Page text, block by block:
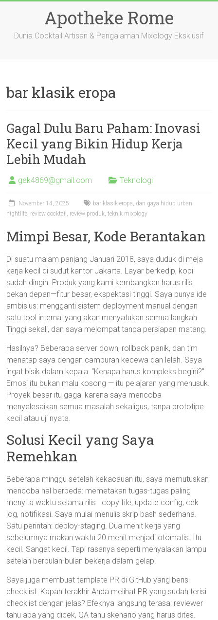
Apotheke Rome
Dunia Cocktail Artisan & Pengalaman Mixology Eksklusif
bar klasik eropa
Gagal Dulu Baru Paham: Inovasi
Kecil yang Bikin Hidup Kerja
Lebih Mudah
gek4869@gmail.com Teknologi
November 14, 2025 bar klasik eropa, dan gaya hidup urban
nightlife, review cocktail , review produk,teknik mixology
Mimpi Besar, Kode Berantakan
Di suatu malam panjang Januari 2018, saya duduk di meja
kerja kecil di sudut kantor Jakarta. Layar berkedip, kopi
sudah dingin. Produk yang kami kembangkan harus rilis
pekan depan—fitur besar, ekspektasi tinggi. Saya punya ide
ambisius: mengganti sistem deployment manual dengan
satu tool internal yang akan menyatukan semua langkah.
Tinggi sekali, dan saya melompat tanpa persiapan matang.
Hasilnya? Beberapa server down, rollback panik, dan tim
menatap saya dengan campuran kecewa dan lelah. Saya
ingat bisik dalam kepala: “Kenapa harus kompleks begini?”
Emosi itu bukan malu kosong — itu pelajaran yang menusuk.
Proyek besar itu gagal karena saya mencoba
menyelesaikan semua masalah sekaligus, tanpa prototipe
kecil atau uji nyata.
Solusi Kecil yang Saya
Remehkan
Beberapa minggu setelah kekacauan itu, saya memutuskan
mencoba hal berbeda: memetakan tugas-tugas paling
menyita waktu selama rilis—copy file, update config, cek
log, notifikasi. Saya mulai menulis skrip bash sederhana.
Satu perintah: deploy-staging. Dua menit kerja yang
sebelumnya makan waktu 20 menit menjadi otomatis. Itu
kecil. Sangat kecil. Tapi rasanya seperti menyalakan lampu
setelah berbulan-bulan bekerja dalam gelap.
Saya juga membuat template PR di GitHub yang berisi
checklist. Kapan terakhir Anda melihat PR yang sudah terisi
checklist dengan jelas? Efeknya langsung terasa: reviewer
tahu apa yang dicek, QA tahu skenario yang harus dites.